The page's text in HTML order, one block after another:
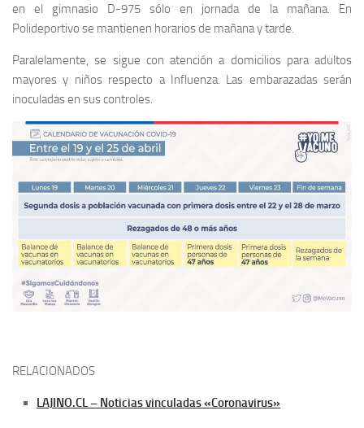
en el gimnasio D-975 sólo en jornada de la mañana. En
Polideportivo se mantienen horarios de mañana y tarde.
Paralelamente, se sigue con atención a domicilios para adultos
mayores y niños respecto a Influenza. Las embarazadas serán
inoculadas en sus controles.
RELACIONADOS
LAJINO.CL – Noticias vinculadas «Coronavirus»